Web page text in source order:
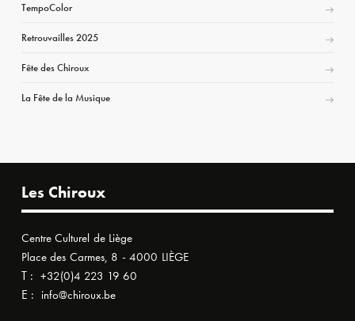
TempoColor
Retrouvailles 2025
Fête des Chiroux
La Fête de la Musique
Les Chiroux
Centre Culturel de Liège
Place des Carmes, 8 - 4000 LIÈGE
T : +32(0)4 223 19 60
E : info@chiroux.be